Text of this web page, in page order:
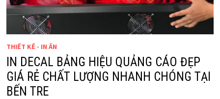
THIẾT KẾ - IN ẤN
IN DECAL BẢNG HIỆU QUẢNG CÁO ĐẸP
GIÁ RẺ CHẤT LƯỢNG NHANH CHÓNG TẠI
BẾN TRE